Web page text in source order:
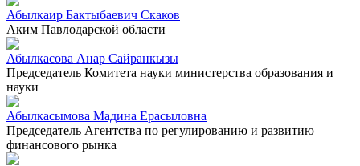
Абылкаир Бактыбаевич Скаков
Аким Павлодарской области
Абылкасова Анар Сайранкызы
Председатель Комитета науки министерства образования и
науки
Абылкасымова Мадина Ерасыловна
Председатель Агентства по регулированию и развитию
финансового рынка